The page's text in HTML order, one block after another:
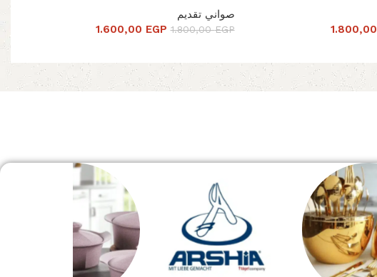
1.800,00
صواني تقديم
1.800,00EGP
1.600,00 EGP